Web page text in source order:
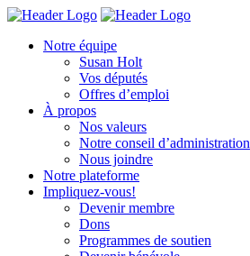
Skip
content
Homepage
Homepage
Notre équipe
Susan Holt
Vos députés
Offres d’emploi
À propos
Nos valeurs
Notre conseil d’administration
Nous joindre
Notre plateforme
Impliquez-vous!
Devenir membre
Dons
Programmes de soutien